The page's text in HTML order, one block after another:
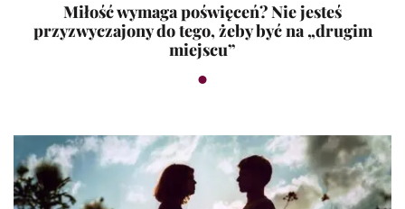
Miłość wymaga poświęceń? Nie jesteś
przyzwyczajony do tego, żeby być na „drugim
miejscu”